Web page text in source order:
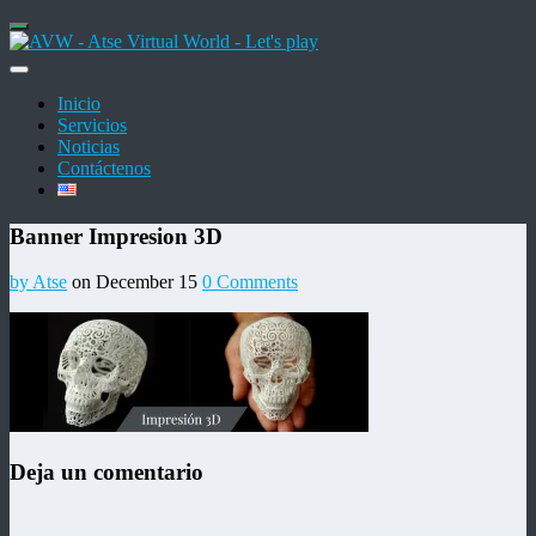
Inicio
Servicios
Noticias
Contáctenos
Banner Impresion 3D
by Atse on December 15 0 Comments
Deja un comentario